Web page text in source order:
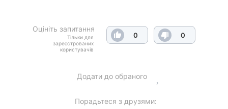
Оцініть запитання
Тільки для
зареєстрованих
користувачів
0 0
Додати до обраного
Порадьтеся з друзями: